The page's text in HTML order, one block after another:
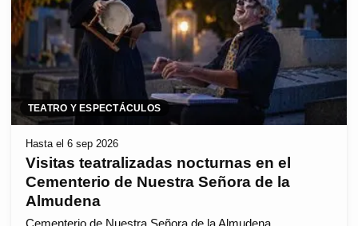
TEATRO Y ESPECTÁCULOS
Hasta el 6 sep 2026
Visitas teatralizadas nocturnas en el
Cementerio de Nuestra Señora de la
Almudena
Cementerio de Nuestra Señora de la Almudena